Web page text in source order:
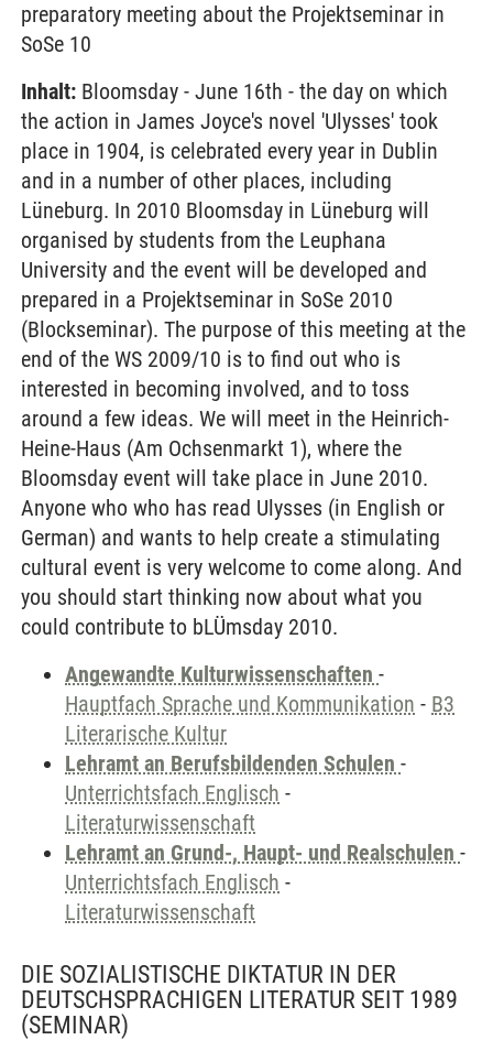
preparatory meeting about the Projektseminar in
SoSe 10
Inhalt: Bloomsday - June 16th - the day on which
the action in James Joyce's novel 'Ulysses' took
place in 1904, is celebrated every year in Dublin
and in a number of other places, including
Lüneburg. In 2010 Bloomsday in Lüneburg will
organised by students from the Leuphana
University and the event will be developed and
prepared in a Projektseminar in SoSe 2010
(Blockseminar). The purpose of this meeting at the
end of the WS 2009/10 is to find out who is
interested in becoming involved, and to toss
around a few ideas. We will meet in the Heinrich-
Heine-Haus (Am Ochsenmarkt 1), where the
Bloomsday event will take place in June 2010.
Anyone who who has read Ulysses (in English or
German) and wants to help create a stimulating
cultural event is very welcome to come along. And
you should start thinking now about what you
could contribute to bLÜmsday 2010.
Angewandte Kulturwissenschaften -
Hauptfach Sprache und Kommunikation - B3
Literarische Kultur
Lehramt an Berufsbildenden Schulen -
Unterrichtsfach Englisch -
Literaturwissenschaft
Lehramt an Grund-, Haupt- und Realschulen -
Unterrichtsfach Englisch -
Literaturwissenschaft
DIE SOZIALISTISCHE DIKTATUR IN DER
DEUTSCHSPRACHIGEN LITERATUR SEIT 1989
(SEMINAR)